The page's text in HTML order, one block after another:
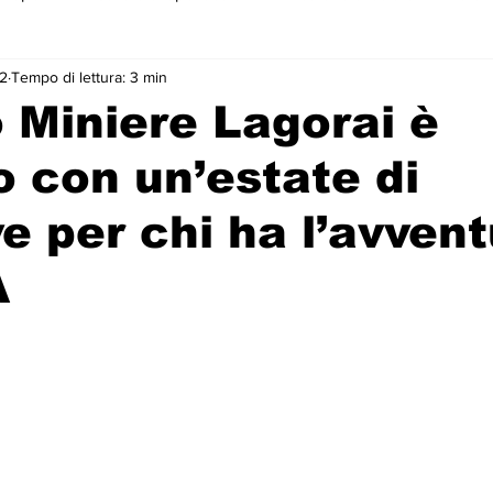
piano
Miniere Lagorai è
con un’estate di
per chi ha
Tempo di lettura: 3 min